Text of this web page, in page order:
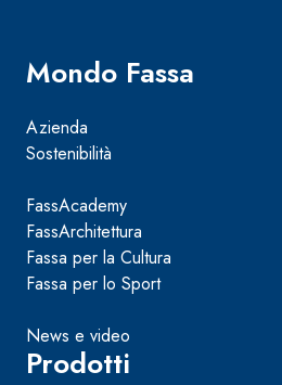
Mondo Fassa
Azienda
Sostenibilità
FassAcademy
FassArchitettura
Fassa per la Cultura
Fassa per lo Sport
News e video
Prodotti